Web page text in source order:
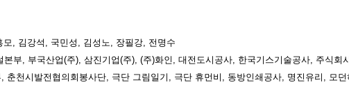
, 김강석, 국민성, 김성노, 장필강, 전명수
본부, 부국산업(주), 삼진기업(주), (주)화인, 대전도시공사, 한국기스기술공사, 주식회
발전협의회봉사단, 극단 그림일기, 극단 휴먼비, 동방인쇄공사, 명진유리, 모던